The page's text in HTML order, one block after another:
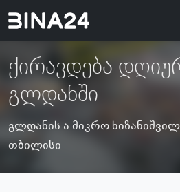
ქირავდება
გლდანში
გლდანის ა მიკრო
თბილისი